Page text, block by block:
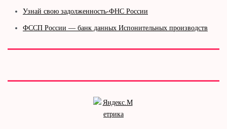
Узнай свою задолженность-ФНС России
ФССП России — банк данных Испонительных производств